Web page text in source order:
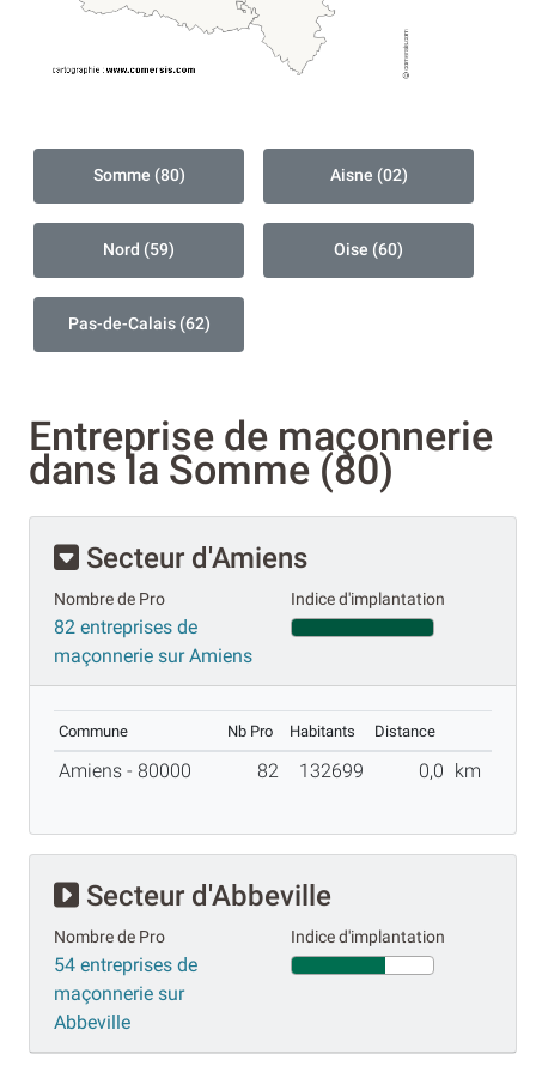
Somme (80) Aisne (02)
Nord (59) Oise (60)
Pas-de-Calais (62)
Entreprise de maçonnerie
dans la Somme (80)
Secteur d'Amiens
Nombre de Pro
82 entreprises de
maçonnerie sur Amiens
Indice d'implantation
Commune Nb Pro Habitants Distance
Amiens - 80000 82 132699 0,0 km
Secteur d'Abbeville
Nombre de Pro
54 entreprises de
maçonnerie sur
Abbeville
Indice d'implantation